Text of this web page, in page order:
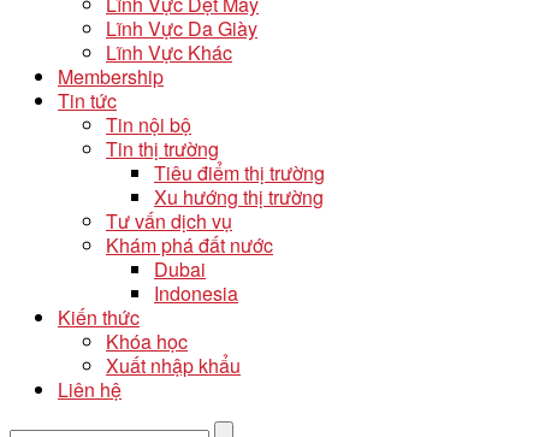
Lĩnh Vực Da Giày
Lĩnh Vực Khác
Membership
Tin tức
Tin nội bộ
Tin thị trường
Tiêu điểm thị trường
Xu hướng thị trường
Tư vấn dịch vụ
Khám phá đất nước
Dubai
Indonesia
Kiến thức
Khóa học
Xuất nhập khẩu
Liên hệ